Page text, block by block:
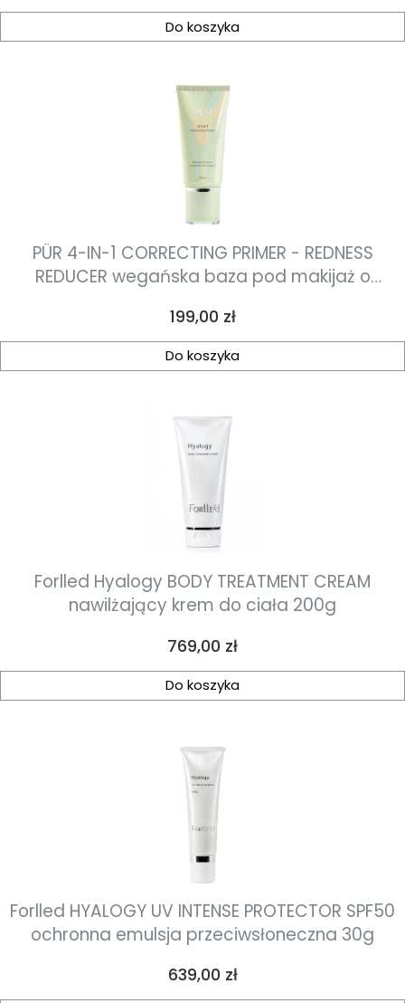
Do koszyka
PÜR 4-IN-1 CORRECTING PRIMER - REDNESS
REDUCER wegańska baza pod makijaż o
zaczerwienienia 30ml
Cena
199,00 zł
Do koszyka
Forlled Hyalogy BODY TREATMENT CREAM
nawilżający krem do ciała 200g
Cena
769,00 zł
Do koszyka
Forlled HYALOGY UV INTENSE PROTECTOR SPF50
ochronna emulsja przeciwsłoneczna 30g
Cena
639,00 zł